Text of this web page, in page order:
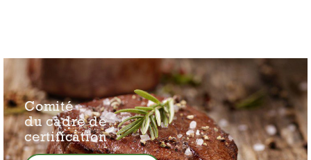
Comité
du cadre de
certification